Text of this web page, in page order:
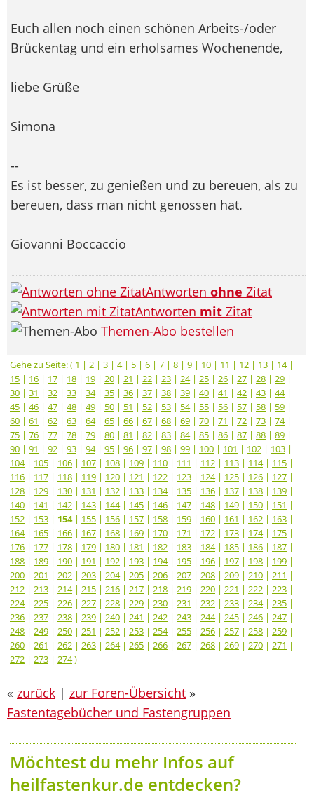
Euch allen noch einen schönen Arbeits-/oder
Brückentag und ein erholsames Wochenende,
liebe Grüße
Simona
--
Es ist besser, zu genießen und zu bereuen, als zu
bereuen, dass man nicht genossen hat.
Giovanni Boccaccio
Antworten ohne Zitat
Antworten mit Zitat
Themen-Abo bestellen
Gehe zu Seite: ( 1 | 2 | 3 | 4| 5 | 6 | 7 | 8 | 9 | 10 | 11 | 12 | 13 | 14|
15 | 16 | 17 | 18 | 19 | 20 | 21 | 22 | 23 | 24| 25 | 26 | 27 | 28 | 29 |
30 | 31 | 32 | 33 | 34| 35 | 36 | 37 | 38 | 39 | 40 | 41 | 42 | 43 | 44|
45 | 46 | 47 | 48 | 49 | 50 | 51 | 52 | 53 | 54| 55 | 56 | 57 | 58 | 59 |
60 | 61 | 62 | 63 | 64| 65 | 66 | 67 | 68 | 69 | 70 | 71 | 72 | 73 | 74|
75 | 76 | 77 | 78 | 79 | 80 | 81 | 82 | 83 | 84| 85 | 86 | 87 | 88 | 89 |
90 | 91 | 92 | 93 | 94| 95 | 96 | 97 | 98 | 99 | 100 | 101 | 102 | 103 |
104| 105 | 106 | 107 | 108 | 109 | 110 | 111 | 112 | 113 | 114| 115 |
116 | 117 | 118 | 119 | 120 | 121 | 122 | 123 | 124| 125 | 126 | 127 |
128 | 129 | 130 | 131 | 132 | 133 | 134| 135 | 136 | 137 | 138 | 139 |
140 | 141 | 142 | 143 | 144| 145 | 146 | 147 | 148 | 149 | 150 | 151 |
152 | 153 | 154| 155 | 156 | 157 | 158 | 159 | 160 | 161 | 162 | 163 |
164| 165 | 166 | 167 | 168 | 169 | 170 | 171 | 172 | 173 | 174| 175 |
176 | 177 | 178 | 179 | 180 | 181 | 182 | 183 | 184| 185 | 186 | 187 |
188 | 189 | 190 | 191 | 192 | 193 | 194| 195 | 196 | 197 | 198 | 199 |
200 | 201 | 202 | 203 | 204| 205 | 206 | 207 | 208 | 209 | 210 | 211 |
212 | 213 | 214| 215 | 216 | 217 | 218 | 219 | 220 | 221 | 222 | 223 |
224| 225 | 226 | 227 | 228 | 229 | 230 | 231 | 232 | 233 | 234| 235 |
236 | 237 | 238 | 239 | 240 | 241 | 242 | 243 | 244| 245 | 246 | 247 |
248 | 249 | 250 | 251 | 252 | 253 | 254| 255 | 256 | 257 | 258 | 259 |
260 | 261 | 262 | 263 | 264| 265 | 266 | 267 | 268 | 269 | 270 | 271 |
272 | 273 | 274)
« zurück | zur Foren-Übersicht »
Fastentagebücher und Fastengruppen
Möchtest du mehr Infos auf
heilfastenkur.de entdecken?